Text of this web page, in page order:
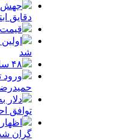
دقایق
قیمت
شد
۴۸ سال کار برای خرید یک تویوتا کمری
ورود
توافق
گران